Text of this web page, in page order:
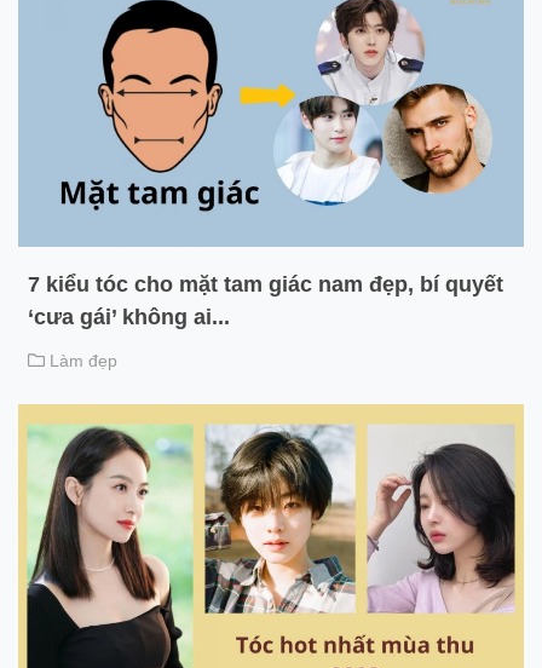
7 kiểu tóc cho mặt tam giác nam đẹp, bí quyết
‘cưa gái’ không ai...
Làm đẹp